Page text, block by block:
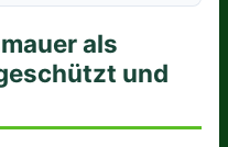
als
und